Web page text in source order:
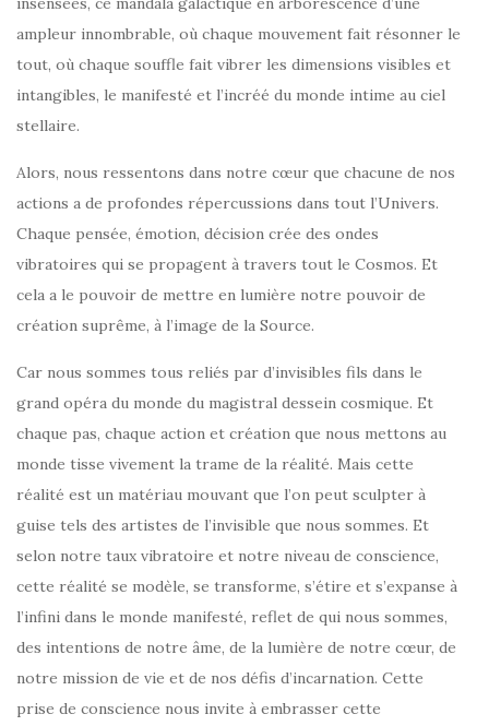
ampleur innombrable, où chaque mouvement fait résonner le
tout, où chaque souffle fait vibrer les dimensions visibles et
intangibles, le manifesté et l’incréé du monde intime au ciel
stellaire.
Alors, nous ressentons dans notre cœur que chacune de nos
actions a de profondes répercussions dans tout l’Univers.
Chaque pensée, émotion, décision crée des ondes
vibratoires qui se propagent à travers tout le Cosmos. Et
cela a le pouvoir de mettre en lumière notre pouvoir de
création suprême, à l’image de la Source.
Car nous sommes tous reliés par d’invisibles fils dans le
grand opéra du monde du magistral dessein cosmique. Et
chaque pas, chaque action et création que nous mettons au
monde tisse vivement la trame de la réalité. Mais cette
réalité est un matériau mouvant que l’on peut sculpter à
guise tels des artistes de l’invisible que nous sommes. Et
selon notre taux vibratoire et notre niveau de conscience,
cette réalité se modèle, se transforme, s’étire et s’expanse à
l’infini dans le monde manifesté, reflet de qui nous sommes,
des intentions de notre âme, de la lumière de notre cœur, de
notre mission de vie et de nos défis d’incarnation. Cette
prise de conscience nous invite à embrasser cette